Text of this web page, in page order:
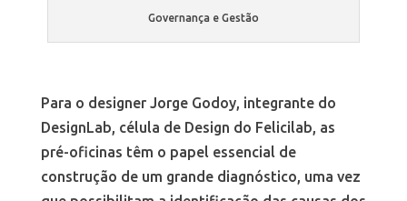
Governança e Gestão
Para o designer Jorge Godoy, integrante do
DesignLab, célula de Design do Felicilab, as
pré-oficinas têm o papel essencial de
construção de um grande diagnóstico, uma vez